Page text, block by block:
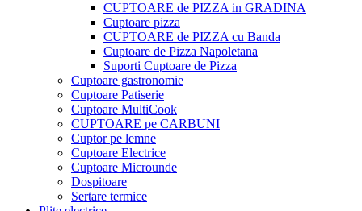
CUPTOARE de PIZZA in GRADINA
Cuptoare pizza
CUPTOARE de PIZZA cu Banda
Cuptoare de Pizza Napoletana
Suporti Cuptoare de Pizza
Cuptoare gastronomie
Cuptoare Patiserie
Cuptoare MultiCook
CUPTOARE pe CARBUNI
Cuptor pe lemne
Cuptoare Electrice
Cuptoare Microunde
Dospitoare
Sertare termice